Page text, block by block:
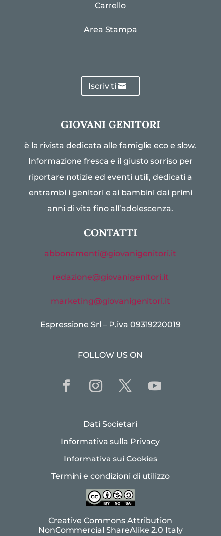
Carrello
Area Stampa
Iscriviti
GIOVANI GENITORI
è la rivista dedicata alle famiglie eco e slow.
Informazione fresca e il giusto sorriso per
riportare notizie ed eventi utili, dedicati a
entrambi i genitori e ai bambini dai primi
anni di vita fino all’adolescenza.
CONTATTI
abbonamenti@giovanigenitori.it
redazione@giovanigenitori.it
marketing@giovanigenitori.it
Espressione Srl – P.iva 09319220019
FOLLOW US ON
Dati Societari
Informativa sulla Privacy
Informativa sui Cookies
Termini e condizioni di utilizzo
Creative Commons Attribution
NonCommercial ShareAlike 2.0 Italy